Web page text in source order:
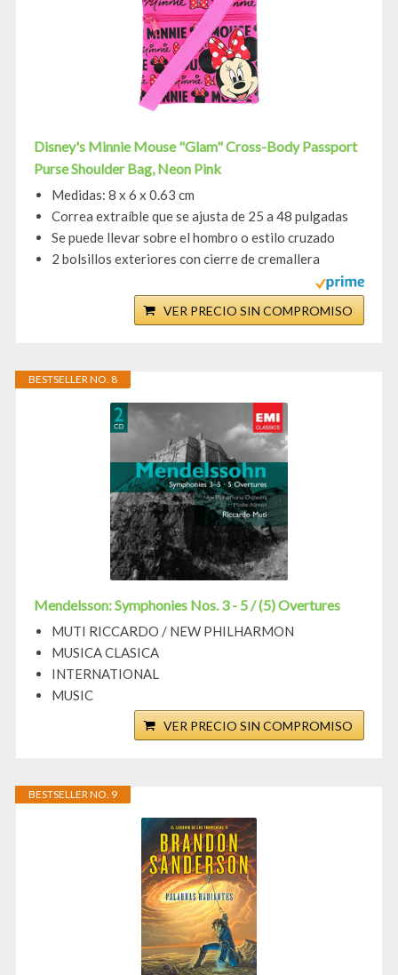
Disney's Minnie Mouse "Glam" Cross-Body Passport
Purse Shoulder Bag, Neon Pink
Medidas: 8 x 6 x 0.63 cm
Correa extraíble que se ajusta de 25 a 48 pulgadas
Se puede llevar sobre el hombro o estilo cruzado
2 bolsillos exteriores con cierre de cremallera
VER PRECIO SIN COMPROMISO
BESTSELLER NO. 8
Mendelsson: Symphonies Nos. 3 - 5 / (5) Overtures
MUTI RICCARDO / NEW PHILHARMON
MUSICA CLASICA
INTERNATIONAL
MUSIC
VER PRECIO SIN COMPROMISO
BESTSELLER NO. 9